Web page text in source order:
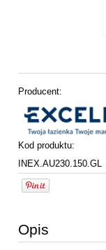
Producent:
Kod produktu:
INEX.AU230.150.GL
Opis